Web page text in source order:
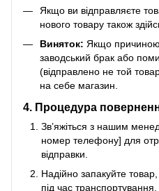
Якщо ви відправляєте
нового товару також
Виняток: Якщо
заводський брак або
(відправлено не той
на себе магазин.
4. Процедура
Зв’яжіться з нашим
номер телефону] для
відправки.
Надійно запакуйте
під час транспортування.